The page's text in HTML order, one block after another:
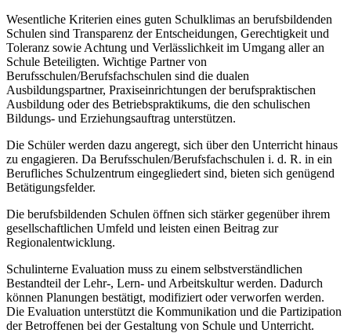
Wesentliche Kriterien eines guten Schulklimas an berufsbildenden
Schulen sind Transparenz der Entscheidungen, Gerechtigkeit und
Toleranz sowie Achtung und Verlässlichkeit im Umgang aller an
Schule Beteiligten. Wichtige Partner von
Berufsschulen/Berufsfachschulen sind die dualen
Ausbildungspartner, Praxiseinrichtungen der berufspraktischen
Ausbildung oder des Betriebspraktikums, die den schulischen
Bildungs- und Erziehungsauftrag unterstützen.
Die Schüler werden dazu angeregt, sich über den Unterricht hinaus
zu engagieren. Da Berufsschulen/Berufsfachschulen i. d. R. in ein
Berufliches Schulzentrum eingegliedert sind, bieten sich genügend
Betätigungsfelder.
Die berufsbildenden Schulen öffnen sich stärker gegenüber ihrem
gesellschaftlichen Umfeld und leisten einen Beitrag zur
Regionalentwicklung.
Schulinterne Evaluation muss zu einem selbstverständlichen
Bestandteil der Lehr-, Lern- und Arbeitskultur werden. Dadurch
können Planungen bestätigt, modifiziert oder verworfen werden.
Die Evaluation unterstützt die Kommunikation und die Partizipation
der Betroffenen bei der Gestaltung von Schule und Unterricht.